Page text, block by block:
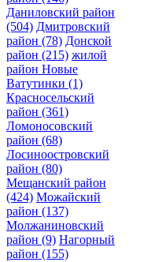
Даниловский район
(504) Дмитровский
район (78) Донской
район (215) жилой
район Новые
Ватутинки (1)
Красносельский
район (361)
Ломоносовский
район (68)
Лосиноостровский
район (80)
Мещанский район
(424) Можайский
район (137)
Молжаниновский
район (9) Нагорный
район (155)